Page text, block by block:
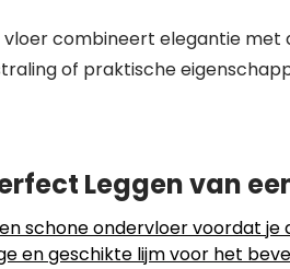
combineert elegantie met
of praktische
Leggen van
schone ondervloer voordat je
en geschikte lijm voor het